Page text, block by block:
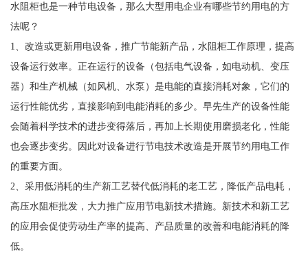
水阻柜也是一种节电设备，那么大型用电企业有哪些节约用电的方
法呢？
1、改造或更新用电设备，推广节能新产品，水阻柜工作原理，提高
设备运行效率。正在运行的设备（包括电气设备，如电动机、变压
器）和生产机械（如风机、水泵）是电能的直接消耗对象，它们的
运行性能优劣，直接影响到电能消耗的多少。早先生产的设备性能
会随着科学技术的进步变得落后，再加上长期使用磨损老化，性能
也会逐步变劣。因此对设备进行节电技术改造是开展节约用电工作
的重要方面。
2、采用低消耗的生产新工艺替代低消耗的老工艺，降低产品电耗，
高压水阻柜批发，大力推广应用节电新技术措施。新技术和新工艺
的应用会促使劳动生产率的提高、产品质量的改善和电能消耗的降
低。